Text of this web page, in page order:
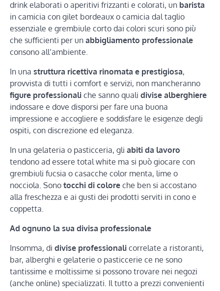
drink elaborati o aperitivi frizzanti e colorati, un barista
in camicia con gilet bordeaux o camicia dal taglio
essenziale e grembiule corto dai colori scuri sono più
che sufficienti per un abbigliamento professionale
consono all’ambiente.
In una struttura ricettiva rinomata e prestigiosa,
provvista di tutti i comfort e servizi, non mancheranno
figure professionali che sanno quali divise alberghiere
indossare e dove disporsi per fare una buona
impressione e accogliere e soddisfare le esigenze degli
ospiti, con discrezione ed eleganza.
In una gelateria o pasticceria, gli abiti da lavoro
tendono ad essere total white ma si può giocare con
grembiuli fucsia o casacche color menta, lime o
nocciola. Sono tocchi di colore che ben si accostano
alla freschezza e ai gusti dei prodotti serviti in cono e
coppetta.
Ad ognuno la sua divisa professionale
Insomma, di divise professionali correlate a ristoranti,
bar, alberghi e gelaterie o pasticcerie ce ne sono
tantissime e moltissime si possono trovare nei negozi
(anche online) specializzati. Il tutto a prezzi convenienti